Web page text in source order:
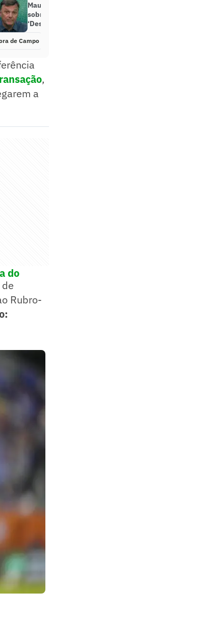
Mauro Cezar faz discurso forte
sobre jogador do Flamengo:
‘Desastre’
de Campo
,
a
do
Rubro-